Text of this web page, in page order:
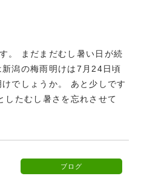
。 まだまだむし暑い日が続
潟の梅雨明けは7月24日頃
でしょうか。 あと少しです
たむし暑さを忘れさせて
ブログ